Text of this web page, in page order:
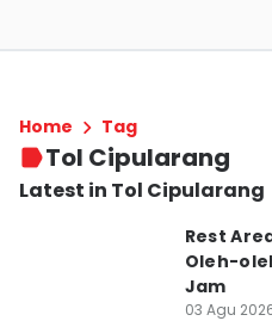
Home Tag
Tol Cipularang
Latest in Tol Cipularang
Rest
Oleh-
Jam
03 Agu